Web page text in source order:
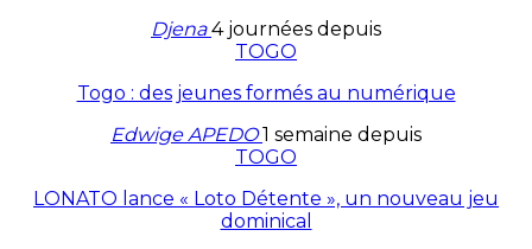
Djena4 journées depuis
TOGO
Togo : des jeunes formés au numérique
Edwige APEDO1 semaine depuis
TOGO
LONATO lance « Loto Détente », un nouveau jeu
dominical